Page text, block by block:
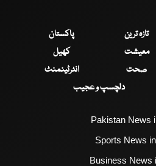
تازہ ترین
پاکستان
معیشت
کھیل
صحت
انٹرٹینمنٹ
دلچسپ و عجیب
Pakistan News
Sports News
Business News